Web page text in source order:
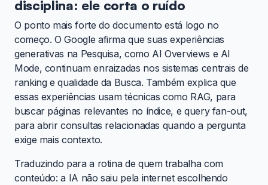
disciplina: ele corta o ruído
O ponto mais forte do documento está logo no
começo. O Google afirma que suas experiências
generativas na Pesquisa, como AI Overviews e AI
Mode, continuam enraizadas nos sistemas centrais de
ranking e qualidade da Busca. Também explica que
essas experiências usam técnicas como RAG, para
buscar páginas relevantes no índice, e query fan-out,
para abrir consultas relacionadas quando a pergunta
exige mais contexto.
Traduzindo para a rotina de quem trabalha com
conteúdo: a IA não saiu pela internet escolhendo